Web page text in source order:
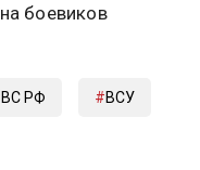
на боевиков
ВС РФ ВСУ